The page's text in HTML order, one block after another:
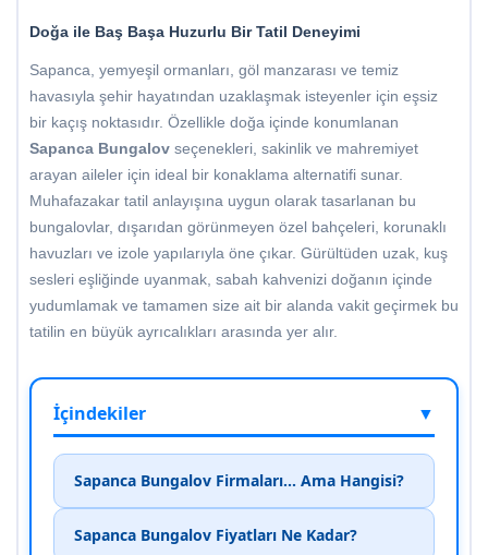
Doğa ile Baş Başa Huzurlu Bir Tatil Deneyimi
Sapanca, yemyeşil ormanları, göl manzarası ve temiz
havasıyla şehir hayatından uzaklaşmak isteyenler için eşsiz
bir kaçış noktasıdır. Özellikle doğa içinde konumlanan
Sapanca Bungalov seçenekleri, sakinlik ve mahremiyet
arayan aileler için ideal bir konaklama alternatifi sunar.
Muhafazakar tatil anlayışına uygun olarak tasarlanan bu
bungalovlar, dışarıdan görünmeyen özel bahçeleri, korunaklı
havuzları ve izole yapılarıyla öne çıkar. Gürültüden uzak, kuş
sesleri eşliğinde uyanmak, sabah kahvenizi doğanın içinde
yudumlamak ve tamamen size ait bir alanda vakit geçirmek bu
tatilin en büyük ayrıcalıkları arasında yer alır.
İçindekiler ▼
Sapanca Bungalov Firmaları... Ama Hangisi?
Sapanca Bungalov Fiyatları Ne Kadar?